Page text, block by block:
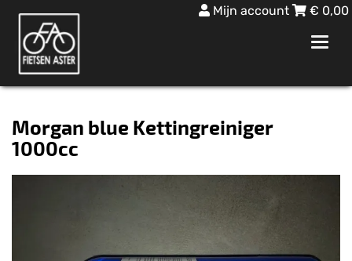
Mijn account € 0,00
Morgan blue Kettingreiniger
1000cc